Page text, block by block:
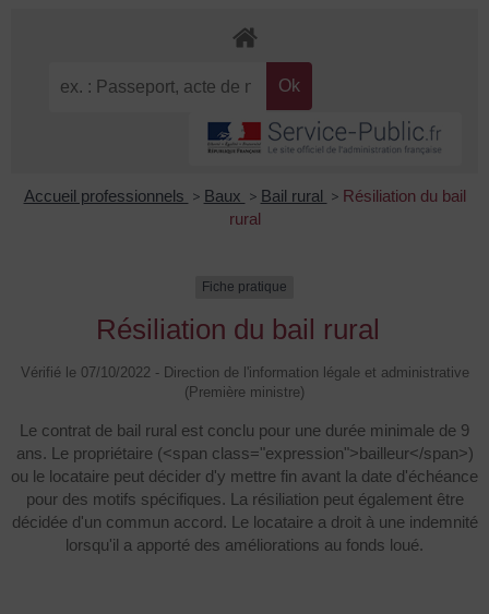
Accueil professionnels > Baux > Bail rural > Résiliation du bail
rural
Fiche pratique
Résiliation du bail rural
Vérifié le 07/10/2022 - Direction de l'information légale et administrative
(Première ministre)
Le contrat de bail rural est conclu pour une durée minimale de 9
ans. Le propriétaire (<span class="expression">bailleur</span>)
ou le locataire peut décider d'y mettre fin avant la date d'échéance
pour des motifs spécifiques. La résiliation peut également être
décidée d'un commun accord. Le locataire a droit à une indemnité
lorsqu'il a apporté des améliorations au fonds loué.